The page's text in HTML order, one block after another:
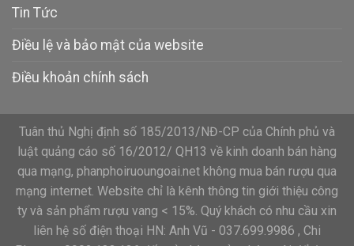
Tin Tức
Điều lệ và bảo mật của website
Điều khoản chính sách
Tuân thủ Nghị định số 185/2013/NĐ-CP của Chính phủ và
luật quảng cáo số 16/2012/ QH13 về kinh doanh bán hàng
qua mạng, phanphoiruoungoai.net không mua bán rượu qua
mạng internet. Website chỉ là kênh thông tin giới thiệu công
ty và sản phẩm rượu vang < 15%. Quý khách có nhu cầu xin
liên hệ số điện thoại HN: Anh Vũ - 037.699.9986 , Chi